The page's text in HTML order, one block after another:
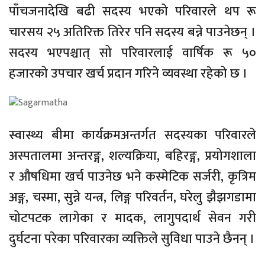
पाँचजनादेखि बढी सदस्य भएको परिवारले थप रू
चारसय २५ अतिरिक्त तिरेर पनि सदस्य बन्ने पाउनेछन् ।
सदस्य भएपश्चात् सो परिवारलाई वार्षिक रू ५०
हजारको उपचार खर्च प्रदान गरिने व्यवस्था रहेको छ ।
स्वास्थ्य बीमा कार्यक्रमअन्तर्गत सदस्यका परिवारले
अस्पतालमा अन्तरङ्ग, शल्यक्रिया, बहिरङ्ग, प्रयोगशाला
र औषधिमा खर्च पाउनेछ भने कस्मेटिक सर्जरी, कृत्रिम
अङ्ग, चस्मा, सुन्ने यन्त्र, लिङ्ग परिवर्तन, घरेलु झैझगडामा
चोटपटक लागेका र मादक, लागुपदार्थ सेवन गरी
दुर्घटना परेका परिवारका व्यक्तिले सुविधा पाउने छैनन् ।